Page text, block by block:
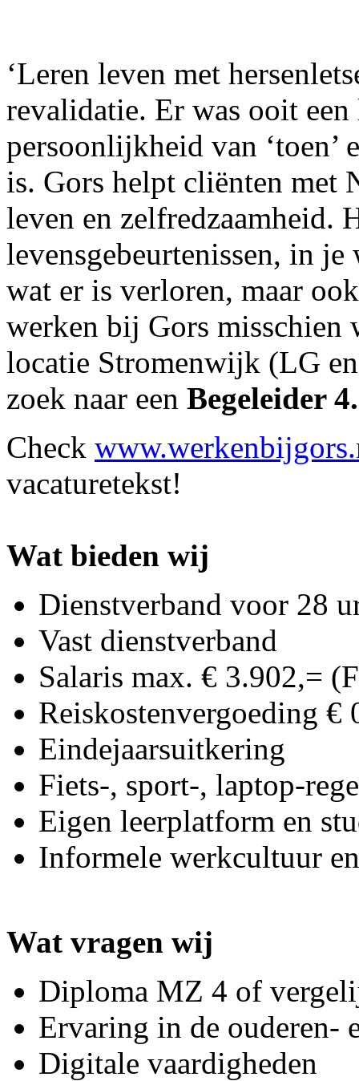
‘Leren leven met
revalidatie. Er was ooit een
persoonlijkheid van ‘toen’
is. Gors helpt cliënten met
leven en zelfredzaamheid.
levensgebeurtenissen, in
wat er is verloren, maar
werken bij Gors misschien
locatie Stromenwijk (LG
zoek naar een Begeleider 4.
Check
vacaturetekst!
Wat bieden wij
Dienstverband voor 28
Vast dienstverband
Salaris max. € 3.902,=
Reiskostenvergoeding €
Eindejaarsuitkering
Fiets-, sport-, laptop-
Eigen leerplatform en
Informele werkcultuur
Wat vragen wij
Diploma MZ 4 of
Ervaring in de ouderen-
Digitale vaardigheden